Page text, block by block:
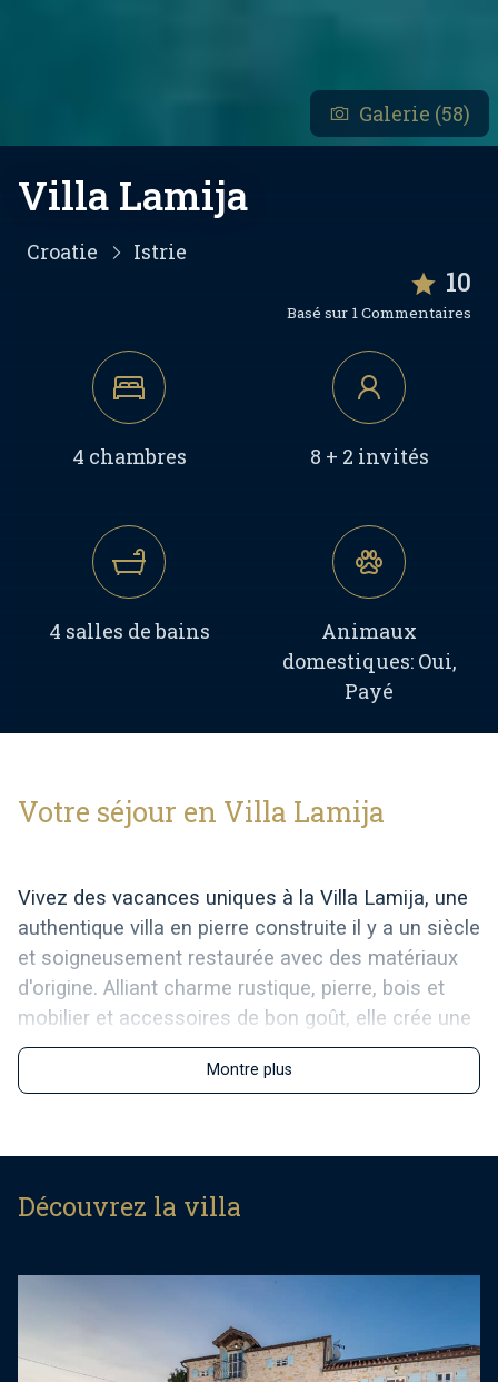
Galerie (58)
Villa Lamija
Croatie Istrie
10
Basé sur 1 Commentaires
4 chambres 8 + 2 invités
4 salles de bains
Animaux
domestiques: Oui,
Payé
Votre séjour en Villa Lamija
Vivez des vacances uniques à la Villa Lamija, une
authentique villa en pierre construite il y a un siècle
et soigneusement restaurée avec des matériaux
d'origine. Alliant charme rustique, pierre, bois et
mobilier et accessoires de bon goût, elle crée une
ambiance extraordinaire. Parmi les
caractéristiques remarquables, on compte de
unique.
vous pourrez profiter du soleil d'Istrie toute la
repas couvert, idéal pour les repas en plein air. À
l'arrière de la maison, un espace abrité est équipé
Montre plus
Découvrez la villa